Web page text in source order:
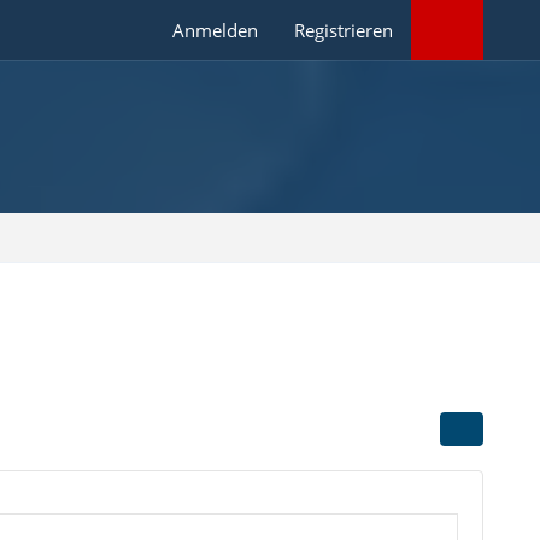
Anmelden Registrieren